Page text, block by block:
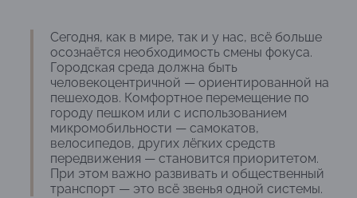
Сегодня, как в мире, так и у нас, всё больше
осознаётся необходимость смены фокуса.
Городская среда должна быть
человекоцентричной — ориентированной на
пешеходов. Комфортное перемещение по
городу пешком или с использованием
микромобильности — самокатов,
велосипедов, других лёгких средств
передвижения — становится приоритетом.
При этом важно развивать и общественный
транспорт — это всё звенья одной системы.